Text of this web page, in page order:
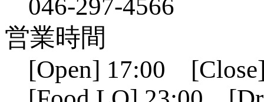
046-297-4566
営業時間
[Open] 17:00